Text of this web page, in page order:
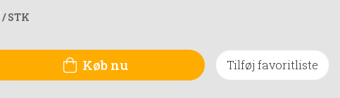
/ STK
Køb nu Tilføj favoritliste